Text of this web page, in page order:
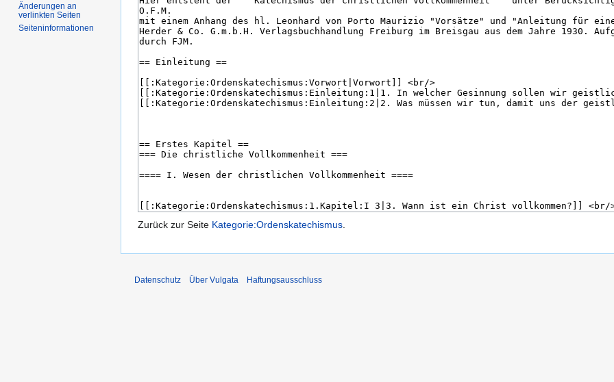
Zurück zur Seite Kategorie:Ordenskatechismus
Änderungen an
verlinkten Seiten
Seiten­­informationen
Datenschutz Über Vulgata Haftungsausschluss